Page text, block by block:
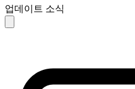
업데이트 소식